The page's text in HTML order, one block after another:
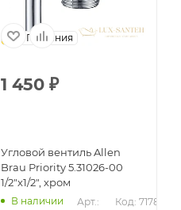
Германия
1 450 ₽
Угловой вентиль Allen
Brau Priority 5.31026-00
1/2"х1/2", хром
В наличии
Арт.:
Код: 71786